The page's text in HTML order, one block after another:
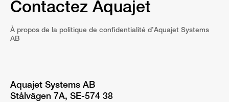
Contactez Aquajet
À propos de la politique de confidentialité d’Aquajet Systems
AB
Aquajet Systems AB
Stålvägen 7A, SE-574 38